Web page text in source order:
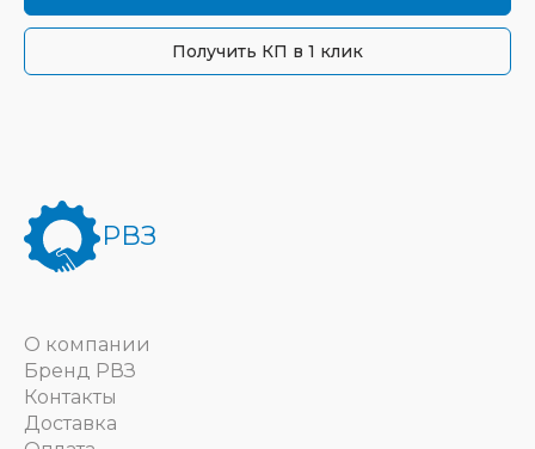
Получить КП в 1 клик
РВЗ
О компании
Бренд РВЗ
Контакты
Доставка